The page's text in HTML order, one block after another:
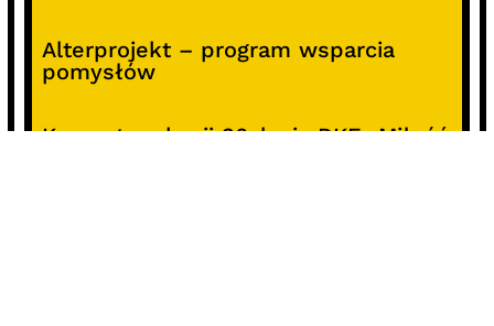
Alterprojekt – program wsparcia
pomysłów
Koncert z okazji 30-lecia DKF „Miłość